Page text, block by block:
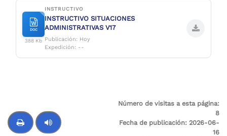
DOC
388 Kb
INSTRUCTIVO
INSTRUCTIVO SITUACIONES
ADMINISTRATIVAS V17
Publicación: Hoy
Expedición: --
Número de visitas a esta página:
8
Fecha de publicación: 2026-06-
16